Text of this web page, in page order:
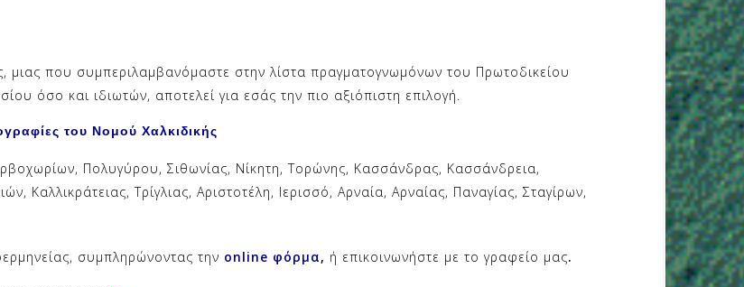
που συμπεριλαμβανόμαστε στην λίστα πραγματογνωμόνων του Πρωτοδικείου
όσο και ιδιωτών, αποτελεί για εσάς την πιο αξιόπιστη επιλογή.
του Νομού Χαλκιδικής
Πολυγύρου, Σιθωνίας, Νίκητη, Τορώνης, Κασσάνδρας, Κασσάνδρεια,
Τρίγλιας, Αριστοτέλη, Ιερισσό, Αρναία, Αρναίας, Παναγίας, Σταγίρων,
συμπληρώνοντας την online φόρμα, ή επικοινωνήστε με το γραφείο μας.